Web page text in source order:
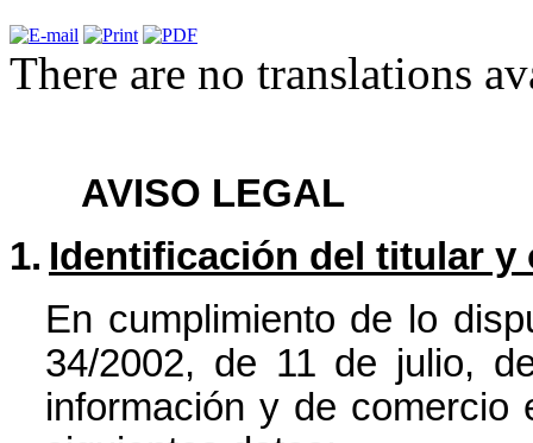
There are no translations
AVISO LEGAL
1. Identificación del titular y
En cumplimiento de lo
34/2002, de 11 de julio,
información y de comercio